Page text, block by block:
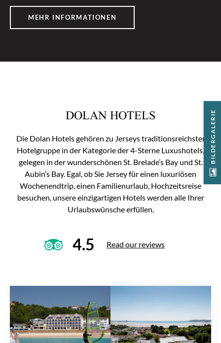
MEHR INFORMATIONEN
DOLAN HOTELS
Die Dolan Hotels gehören zu Jerseys traditionsreichster
Hotelgruppe in der Kategorie der 4-Sterne Luxushotels,
gelegen in der wunderschönen St. Brelade’s Bay und St.
Aubin’s Bay. Egal, ob Sie Jersey für einen luxuriösen
Wochenendtrip, einen Familienurlaub, Hochzeitsreise
besuchen, unsere einzigartigen Hotels werden alle Ihrer
Urlaubswünsche erfüllen.
4.5 Read our reviews
BILDERGALERIE